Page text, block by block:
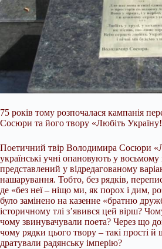
75 років тому розпочалася кампанія
Сосюри та його твору «Любіть
Поетичний твір Володимира Сосюри
українські учні опановують у восьмому
представлений у відредагованому
нашарування. Тобто, без рядків,
де «без неї – ніщо ми, як порох і дим,
було замінено на казенне «братню
історичному тлі з’явився цей вірш?
чому звинувачували поета? Через що
чому рядки цього твору – такі прості й
дратували радянську імперію?